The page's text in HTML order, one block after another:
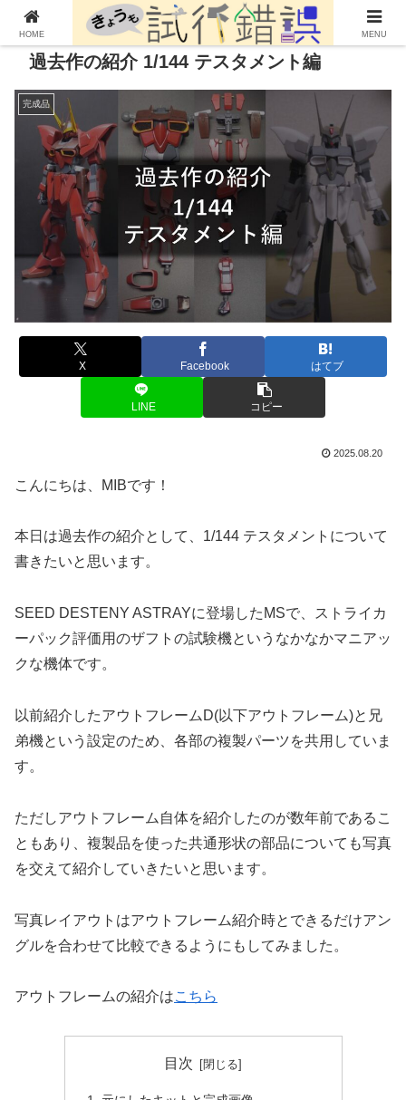
過去作の紹介 1/144 テスタメント編
完成品
X Facebook はてブ
LINE コピー
2025.08.20
こんにちは、MIBです！
本日は過去作の紹介として、1/144 テスタメントについて
書きたいと思います。
SEED DESTENY ASTRAYに登場したMSで、ストライカ
ーパック評価用のザフトの試験機というなかなかマニアッ
クな機体です。
以前紹介したアウトフレームD(以下アウトフレーム)と兄
弟機という設定のため、各部の複製パーツを共用していま
す。
ただしアウトフレーム自体を紹介したのが数年前であるこ
ともあり、複製品を使った共通形状の部品についても写真
を交えて紹介していきたいと思います。
写真レイアウトはアウトフレーム紹介時とできるだけアン
グルを合わせて比較できるようにもしてみました。
アウトフレームの紹介はこちら
目次
HOME MENU